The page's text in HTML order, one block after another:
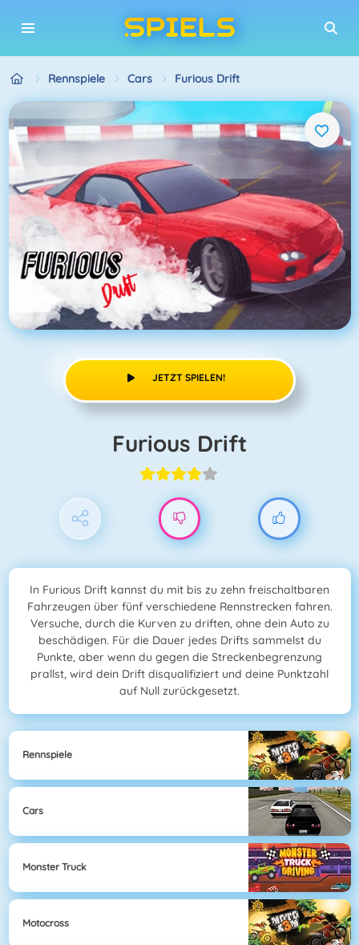
Rennspiele Cars Furious Drift
JETZT SPIELEN!
Furious Drift
In Furious Drift kannst du mit bis zu zehn freischaltbaren
Fahrzeugen über fünf verschiedene Rennstrecken fahren.
Versuche, durch die Kurven zu driften, ohne dein Auto zu
beschädigen. Für die Dauer jedes Drifts sammelst du
Punkte, aber wenn du gegen die Streckenbegrenzung
prallst, wird dein Drift disqualifiziert und deine Punktzahl
auf Null zurückgesetzt.
Rennspiele
Cars
Monster Truck
Motocross